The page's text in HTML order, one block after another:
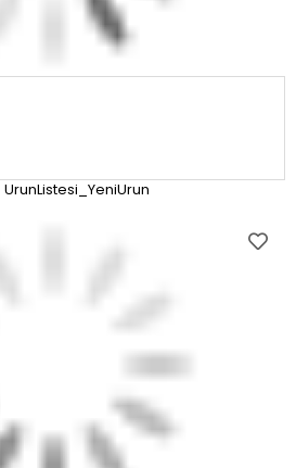
UrunListesi_YeniUrun